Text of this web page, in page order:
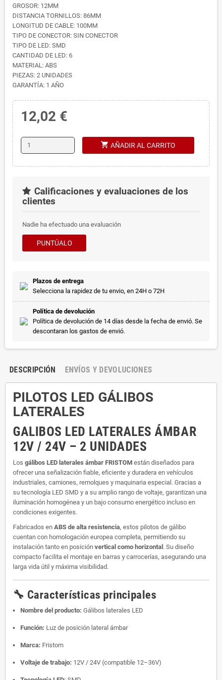
GROSOR: 12MM
DISTANCIA TORNILLOS: 86MM
LONGITUD DE CABLE: 100MM
TIPO DE CONECTOR: SIN CONECTOR
TIPO DE LED: SMD
CANTIDAD DE LED: 6
MATERIAL: ABS
PIEZAS: 2 UNIDADES
GARANTÍA: 1 AÑO
12,02 €
shopping_cart AÑADIR AL CARRITO
Calificaciones y evaluaciones de los
clientes
Nadie ha efectuado una evaluación
PUNTÚALO
Plazos de entrega
Selecciona la rapidez de tu envio, en 24H o 72H
Política de devolución
Política de devolución de 14 días desde la fecha de envió. Se
descontaran los gastos de envió.
DESCRIPCIÓN ENVÍOS Y DEVOLUCIONES
PILOTOS LED GÁLIBOS
LATERALES
GALIBOS LED LATERALES ÁMBAR
12V / 24V – 2 UNIDADES
Los gálibos LED laterales ámbar FRISTOM están diseñados para
ofrecer una señalización fiable, eficiente y duradera en vehículos
industriales, camiones, remolques y maquinaria especial. Gracias a
su tecnología LED SMD y a su amplio rango de voltaje, garantizan una
iluminación homogénea y un bajo consumo energético incluso en
condiciones exigentes.
Fabricados en ABS de alta resistencia, estos pilotos de gálibo
cuentan con homologación europea completa, permitiendo su
instalación tanto en posición vertical como horizontal . Su diseño
compacto facilita el montaje en barras y carrocerías, asegurando una
larga vida útil y máxima visibilidad.
🔧 Características principales
Nombre del producto: Gálibos laterales LED
Función: Luz de posición lateral ámbar
Marca: Fristom
Voltaje de trabajo: 12V / 24V (compatible 12–36V)